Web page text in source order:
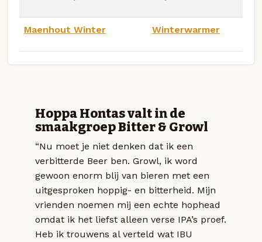
Maenhout Winter Winterwarmer
Hoppa Hontas valt in de
smaakgroep Bitter & Growl
“Nu moet je niet denken dat ik een
verbitterde Beer ben. Growl, ik word
gewoon enorm blij van bieren met een
uitgesproken hoppig- en bitterheid. Mijn
vrienden noemen mij een echte hophead
omdat ik het liefst alleen verse IPA’s proef.
Heb ik trouwens al verteld wat IBU